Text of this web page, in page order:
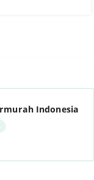
Indonesia